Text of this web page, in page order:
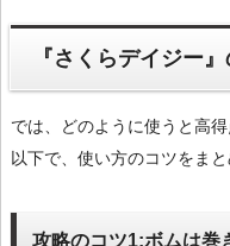
『さくらデイジー
では、どのように使うと高
以下で、使い方のコツをまと
攻略のコツ1:ボムは巻